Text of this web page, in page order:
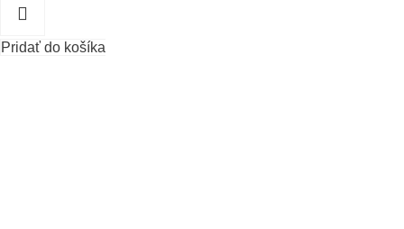
Pridať do košíka